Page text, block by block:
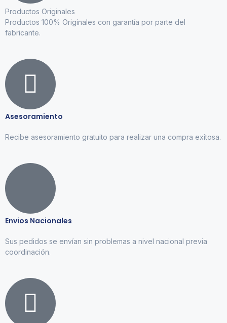
Productos Originales
Productos 100% Originales con garantía por parte del
fabricante.
Asesoramiento
Recibe asesoramiento gratuito para realizar una compra exitosa.
Envios Nacionales
Sus pedidos se envían sin problemas a nivel nacional previa
coordinación.